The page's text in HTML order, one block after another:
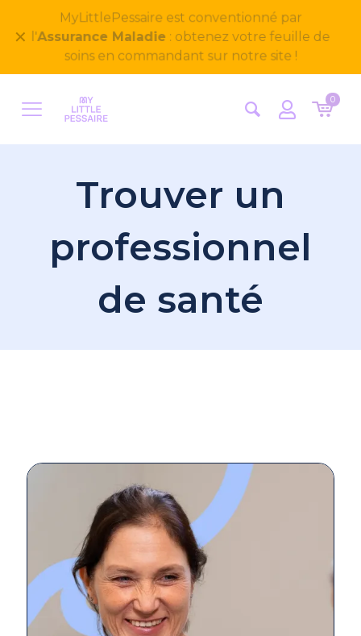
Bienvenue sur notre nouveau site
MyLittlePessaire ! Nous avons hâte d'avoir vos
retours
✕
0
Trouver un
professionnel
de santé